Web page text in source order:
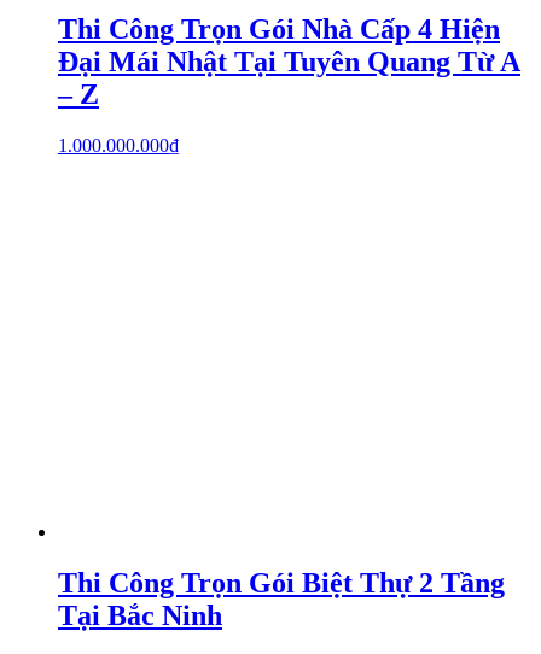
Thi Công Trọn Gói Nhà Cấp 4 Hiện
Đại Mái Nhật Tại Tuyên Quang Từ A
– Z
1.000.000.000₫
Thi Công Trọn Gói Biệt Thự 2 Tầng
Tại Bắc Ninh